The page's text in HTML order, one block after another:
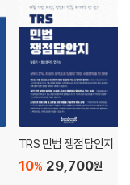
TRS 민법 쟁점답안지
29,700원
10%